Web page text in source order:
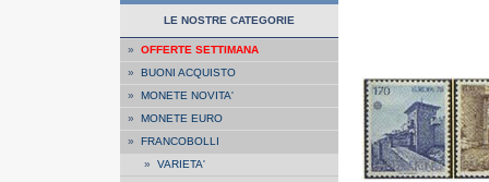
LE NOSTRE CATEGORIE
» OFFERTE SETTIMANA
» BUONI ACQUISTO
» MONETE NOVITA'
» MONETE EURO
» FRANCOBOLLI
» VARIETA'